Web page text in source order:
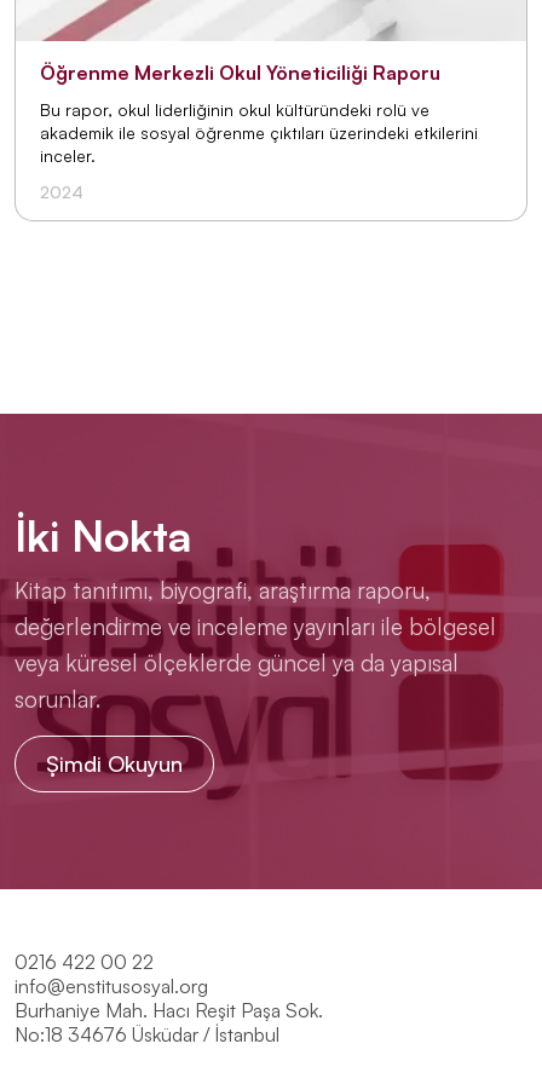
Öğrenme Merkezli Okul Yöneticiliği Raporu
Bu rapor, okul liderliğinin okul kültüründeki rolü ve
akademik ile sosyal öğrenme çıktıları üzerindeki etkilerini
inceler.
2024
İki Nokta
Kitap tanıtımı, biyografi, araştırma raporu,
değerlendirme ve inceleme yayınları ile bölgesel
veya küresel ölçeklerde güncel ya da yapısal
sorunlar.
Şimdi Okuyun
0216 422 00 22
info@enstitusosyal.org
Burhaniye Mah. Hacı Reşit Paşa Sok.
No:18 34676 Üsküdar / İstanbul